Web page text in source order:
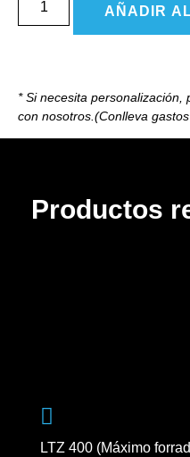
AÑADIR
* Si necesita
con nosotros.(Conlleva
Productos
LTZ 400 (Máximo